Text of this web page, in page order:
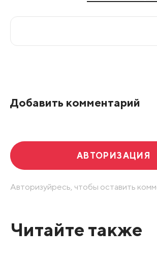
Добавить комментарий
АВТОРИЗАЦИЯ
Авторизуйресь, чтобы оставить
Читайте также